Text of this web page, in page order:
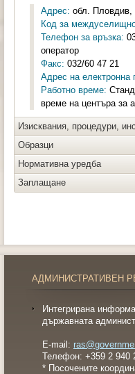
Адрес: обл.
Код за
Телефон за връзка:
оператор
Факс: 032/60 47 21
Адрес на електронна
Работно време:
време на центъра за
Изисквания, процедури,
Образци
Нормативна уредба
Заплащане
АДМИНИСТРАТИВЕН
Интегрирана
държавната
E-mail:
Телефон: +359 2 940
* Посочените